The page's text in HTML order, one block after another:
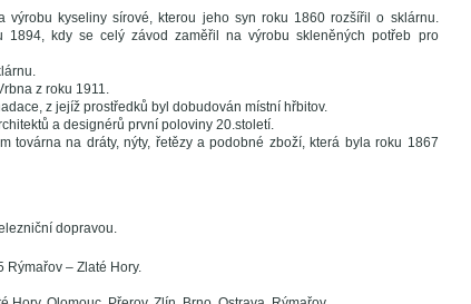
kyseliny sírové, kterou jeho syn roku 1860 rozšířil o sklárnu.
1894, kdy se celý závod zaměřil na výrobu skleněných potřeb pro
z roku 1911.
z jejíž prostředků byl dobudován místní hřbitov.
a designérů první poloviny 20.století.
továrna na dráty, nýty, řetězy a podobné zboží, která byla roku 1867
dopravou.
Rýmařov – Zlaté Hory.